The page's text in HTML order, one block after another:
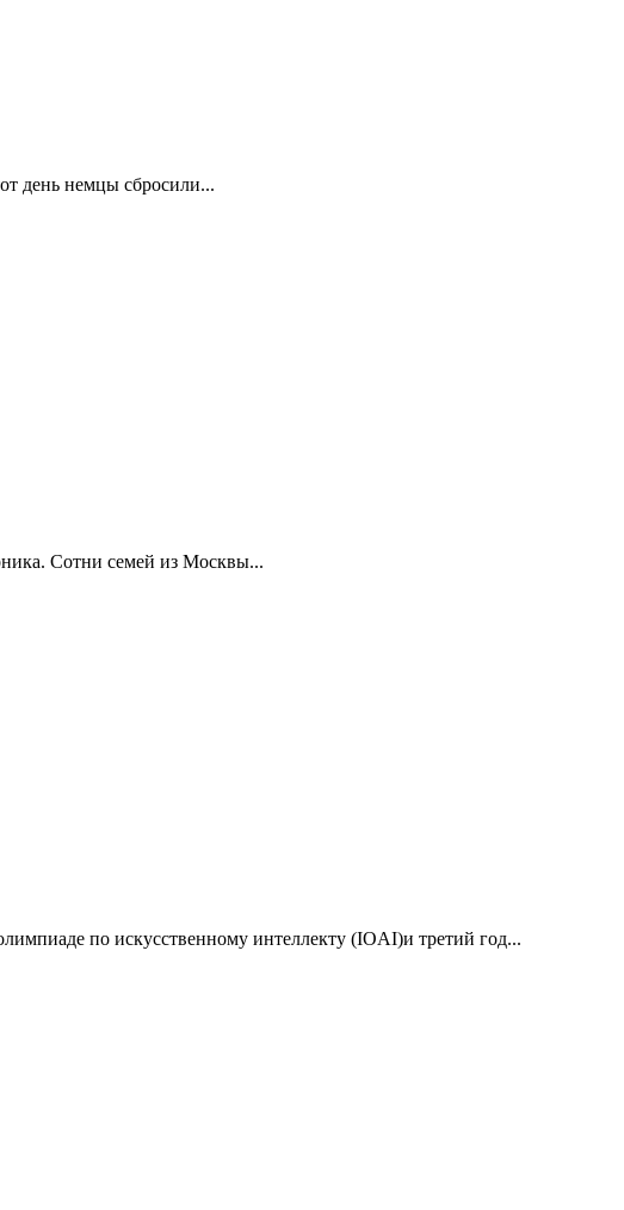
день немцы сбросили...
Сотни семей из Москвы...
по искусственному интеллекту (IOAI)и третий год...